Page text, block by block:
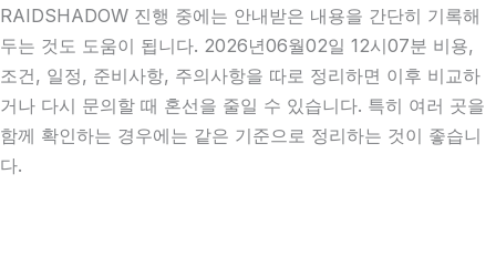
RAIDSHADOW 진행 중에는 안내받은 내용을 간단히 기록해
두는 것도 도움이 됩니다. 2026년06월02일 12시07분 비용,
조건, 일정, 준비사항, 주의사항을 따로 정리하면 이후 비교하
거나 다시 문의할 때 혼선을 줄일 수 있습니다. 특히 여러 곳을
함께 확인하는 경우에는 같은 기준으로 정리하는 것이 좋습니
다.